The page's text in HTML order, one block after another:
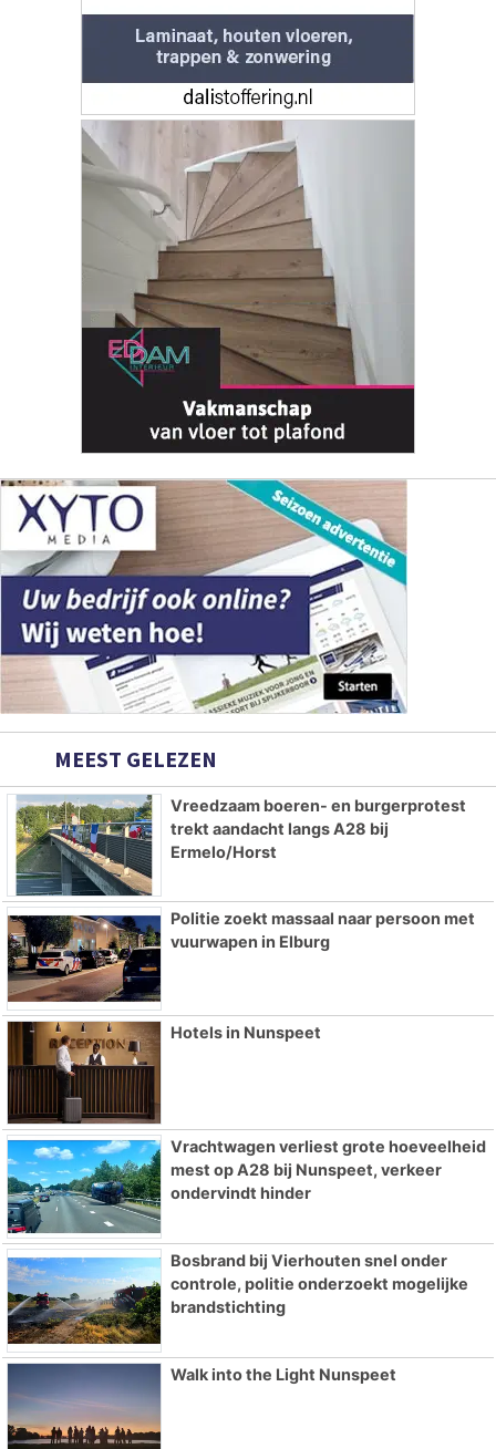
MEEST GELEZEN
Vreedzaam boeren- en burgerprotest
trekt aandacht langs A28 bij
Ermelo/Horst
Politie zoekt massaal naar persoon met
vuurwapen in Elburg
Hotels in Nunspeet
Vrachtwagen verliest grote hoeveelheid
mest op A28 bij Nunspeet, verkeer
ondervindt hinder
Bosbrand bij Vierhouten snel onder
controle, politie onderzoekt mogelijke
brandstichting
Walk into the Light Nunspeet